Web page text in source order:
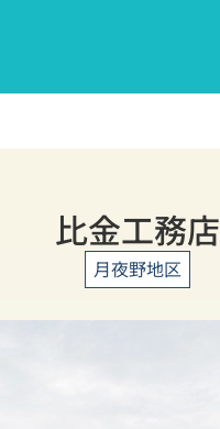
比金工務店
月夜野地区